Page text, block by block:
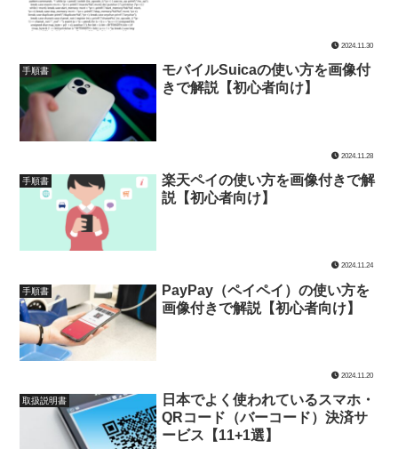
2024.11.30
手順書
モバイルSuicaの使い方を画像付
きで解説【初心者向け】
2024.11.28
手順書
楽天ペイの使い方を画像付きで解
説【初心者向け】
2024.11.24
手順書
PayPay（ペイペイ）の使い方を
画像付きで解説【初心者向け】
2024.11.20
取扱説明書
日本でよく使われているスマホ・
QRコード（バーコード）決済サ
ービス【11+1選】